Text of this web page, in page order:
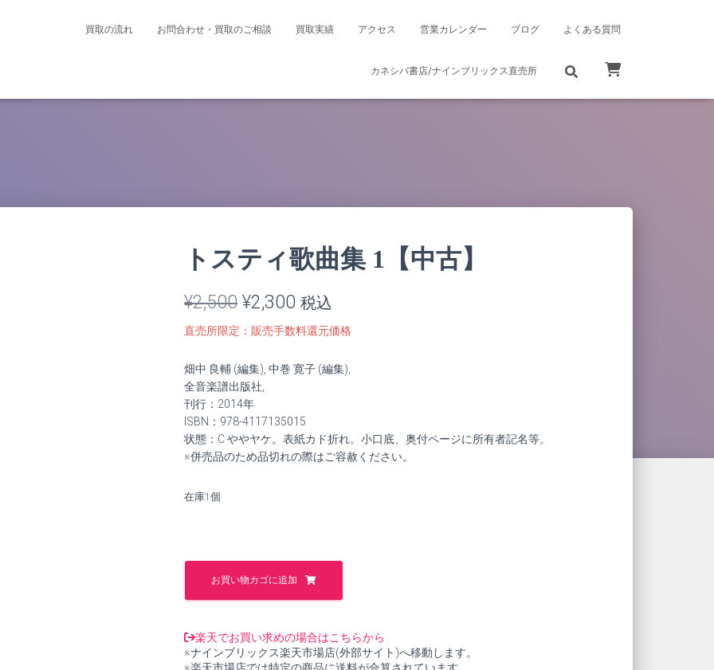
買取の流れ お問合わせ・買取のご相談 買取実績 アクセス 営業カレンダー ブログ よくある質問
カネシバ書店/ナインブリックス直売所
トスティ歌曲集 1【中古】
¥2,500 元
の
価
格
は
¥2,500
¥2,300 現
在
の
格
は
税込
直売所限定：販売手数料還元価格
畑中 良輔 (編集), 中巻 寛子 (編集),
全音楽譜出版社,
刊行：2014年
ISBN：978-4117135015
状態：C ややヤケ。表紙カド折れ。小口底、奥付ページに所有者記名等。
※併売品のため品切れの際はご容赦ください。
在庫1個
ト
ィ
曲
集
1【中
お買い物カゴに追加
楽天でお買い求めの場合はこちらから
※ナインブリックス楽天市場店(外部サイト)へ移動します。